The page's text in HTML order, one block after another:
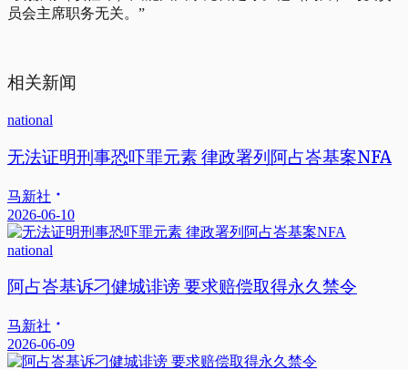
员会主席职务无关。”
相关新闻
national
无法证明刑事恐吓罪元素 律政署列阿占峇基案NFA
马新社
2026-06-10
national
阿占峇基诉刁健城诽谤 要求赔偿取得永久禁令
马新社
2026-06-09